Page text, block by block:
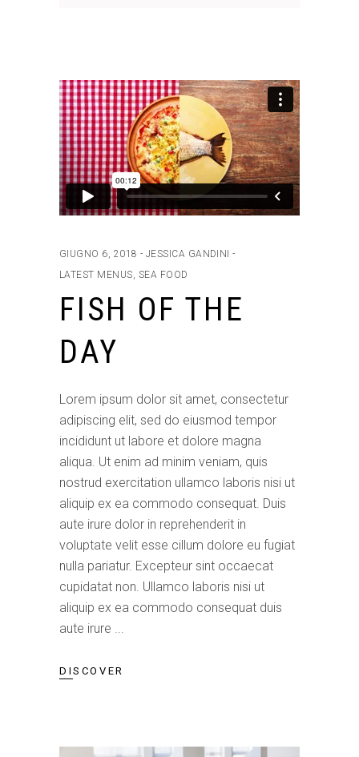
GIUGNO 6, 2018
JESSICA GANDINI
LATEST MENUS, SEA FOOD
FISH OF THE
DAY
Lorem ipsum dolor sit amet, consectetur
adipiscing elit, sed do eiusmod tempor
incididunt ut labore et dolore magna
aliqua. Ut enim ad minim veniam, quis
nostrud exercitation ullamco laboris nisi ut
aliquip ex ea commodo consequat. Duis
aute irure dolor in reprehenderit in
voluptate velit esse cillum dolore eu fugiat
nulla pariatur. Excepteur sint occaecat
cupidatat non. Ullamco laboris nisi ut
aliquip ex ea commodo consequat duis
aute irure
DISCOVER